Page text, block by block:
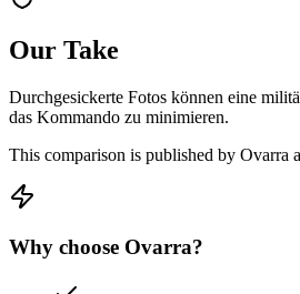
Our Take
Durchgesickerte Fotos können eine
das Kommando zu minimieren.
This comparison is published by Ovarra
Why choose Ovarra?